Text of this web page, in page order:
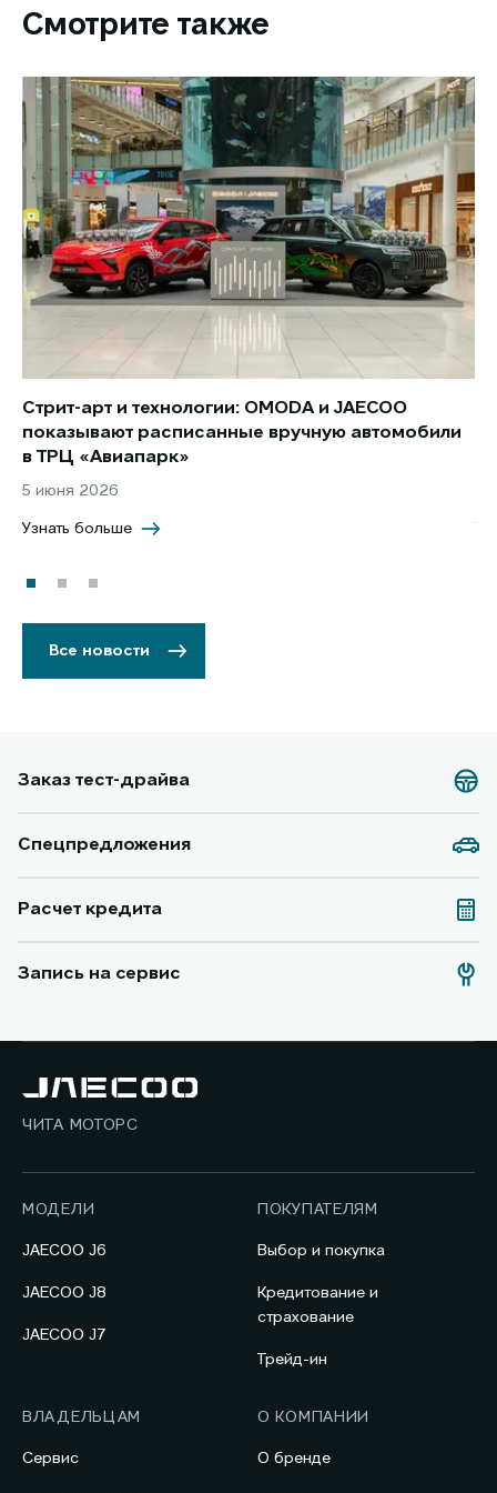
Смотрите также
Стрит-арт и технологии: OMODA и JAECOO
показывают расписанные вручную автомобили
в ТРЦ «Авиапарк»
5 июня 2026
Узнать больше
Все новости
Заказ тест-драйва
Спецпредложения
Расчет кредита
Запись на сервис
ЧИТА МОТОРС
МОДЕЛИ
JAECOO J6
JAECOO J8
JAECOO J7
ПОКУПАТЕЛЯМ
Выбор и покупка
Кредитование и
страхование
Трейд-ин
ВЛАДЕЛЬЦАМ
Сервис
О КОМПАНИИ
О бренде